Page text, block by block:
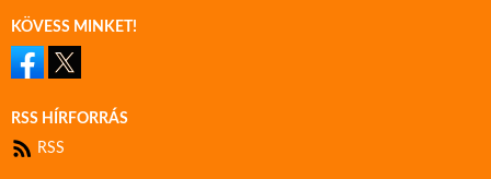
KÖVESS MINKET!
RSS HÍRFORRÁS
RSS